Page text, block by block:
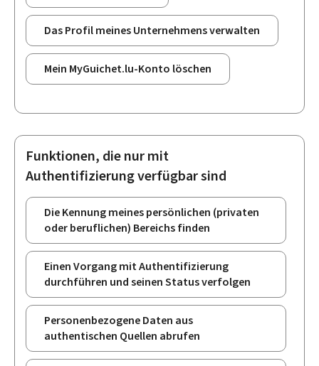
Das Profil meines Unternehmens verwalten
Mein MyGuichet.lu-Konto löschen
Funktionen, die nur mit
Authentifizierung verfügbar sind
Die Kennung meines persönlichen (privaten
oder beruflichen) Bereichs finden
Einen Vorgang mit Authentifizierung
durchführen und seinen Status verfolgen
Personenbezogene Daten aus
authentischen Quellen abrufen